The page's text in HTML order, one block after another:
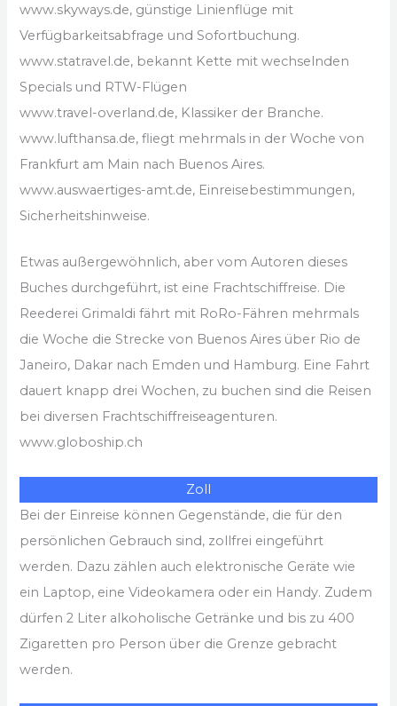
www.skyways.de, günstige Linienflüge mit
Verfügbarkeitsabfrage und Sofortbuchung.
www.statravel.de, bekannt Kette mit wechselnden
Specials und RTW-Flügen
www.travel-overland.de, Klassiker der Branche.
www.lufthansa.de, fliegt mehrmals in der Woche von
Frankfurt am Main nach Buenos Aires.
www.auswaertiges-amt.de, Einreisebestimmungen,
Sicherheitshinweise.
Etwas außergewöhnlich, aber vom Autoren dieses
Buches durchgeführt, ist eine Frachtschiffreise. Die
Reederei Grimaldi fährt mit RoRo-Fähren mehrmals
die Woche die Strecke von Buenos Aires über Rio de
Janeiro, Dakar nach Emden und Hamburg. Eine Fahrt
dauert knapp drei Wochen, zu buchen sind die Reisen
bei diversen Frachtschiffreiseagenturen.
www.globoship.ch
Zoll
Bei der Einreise können Gegenstände, die für den
persönlichen Gebrauch sind, zollfrei eingeführt
werden. Dazu zählen auch elektronische Geräte wie
ein Laptop, eine Videokamera oder ein Handy. Zudem
dürfen 2 Liter alkoholische Getränke und bis zu 400
Zigaretten pro Person über die Grenze gebracht
werden.